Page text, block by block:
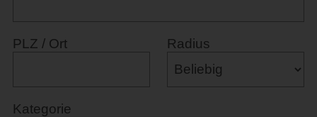
PLZ / Ort Radius
Kategorie